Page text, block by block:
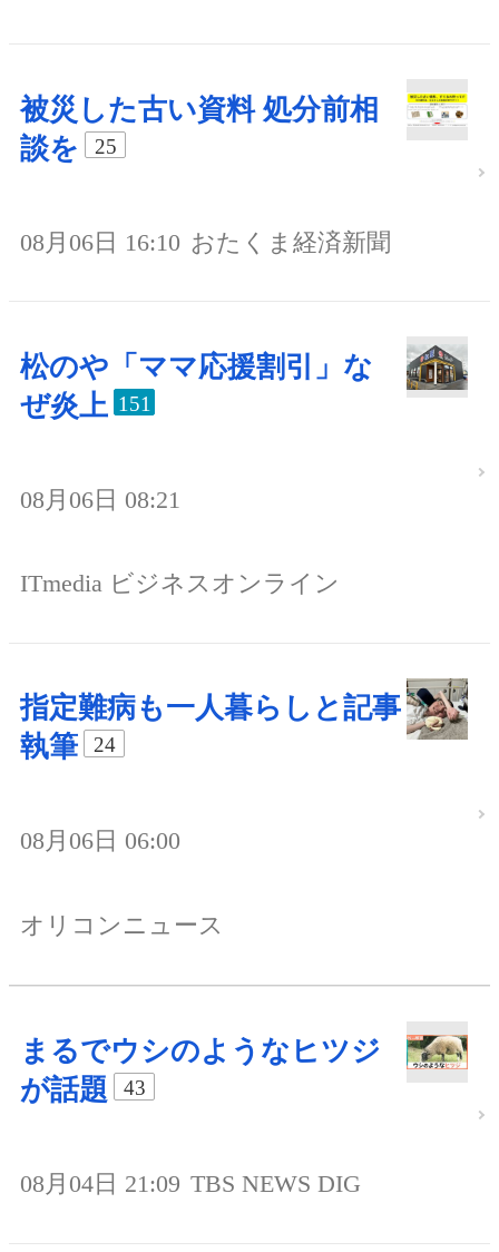
被災した古い資料 処分前相
談を
25
08月06日 16:10 おたくま経済新聞
松のや「ママ応援割引」な
ぜ炎上 151
08月06日 08:21
ITmedia ビジネスオンライン
指定難病も一人暮らしと記事
執筆
24
08月06日 06:00
オリコンニュース
まるでウシのようなヒツジ
が話題
43
08月04日 21:09 TBS NEWS DIG